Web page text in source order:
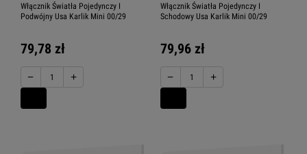
Włącznik Światła Pojedynczy I
Podwójny Usa Karlik Mini 00/29
79,78 zł
− +
Włącznik Światła Pojedynczy I
Schodowy Usa Karlik Mini 00/29
79,96 zł
− +